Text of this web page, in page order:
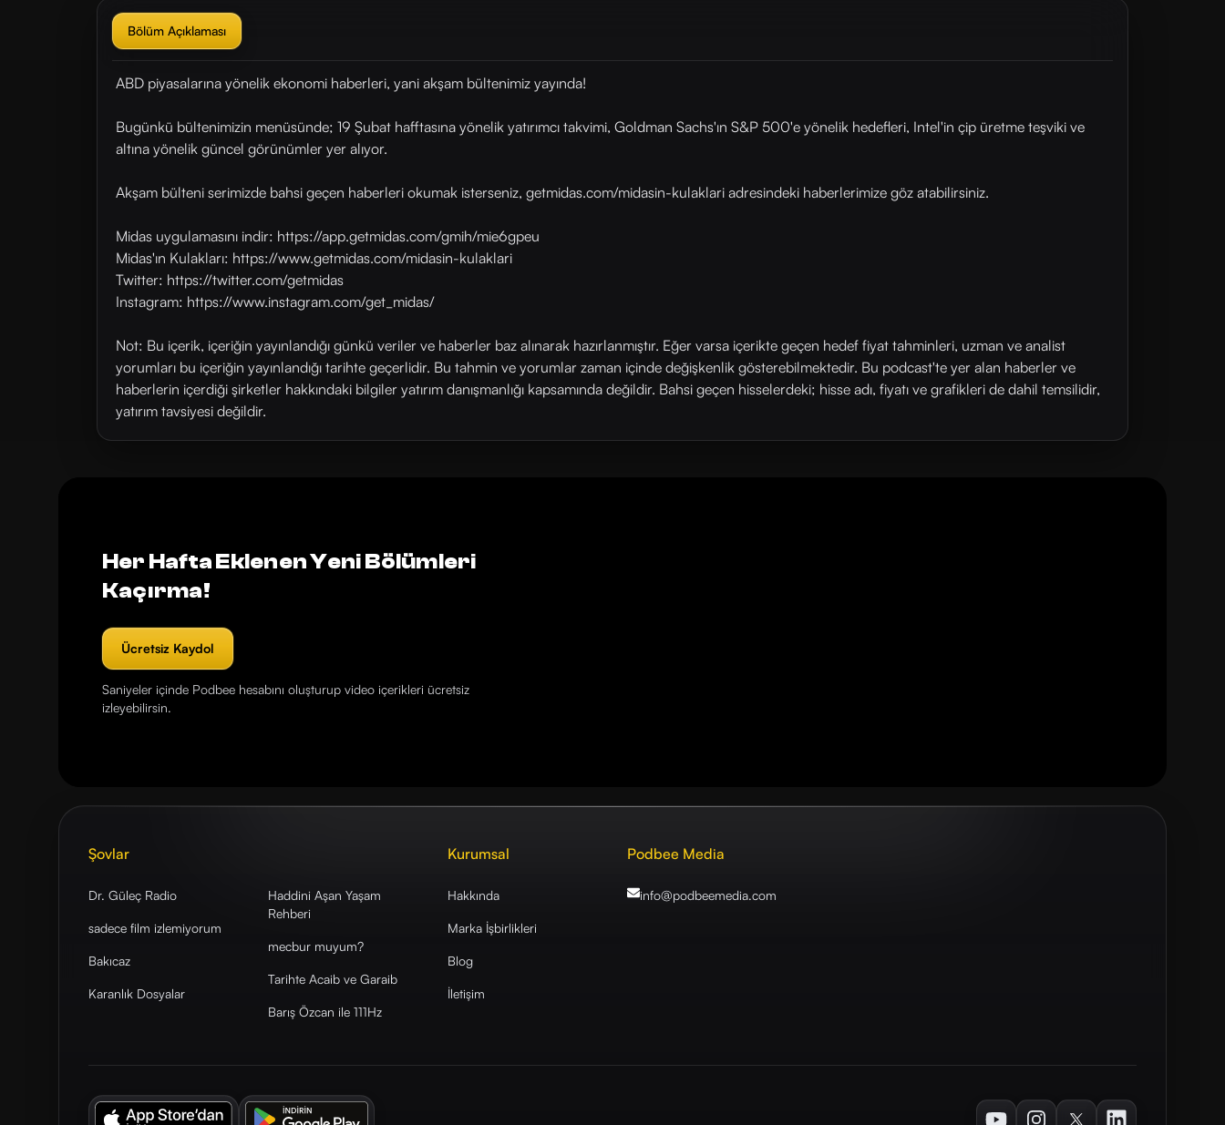
Bölüm Açıklaması
ABD piyasalarına yönelik ekonomi haberleri, yani akşam bültenimiz yayında!
Bugünkü bültenimizin menüsünde; 19 Şubat hafftasına yönelik yatırımcı takvimi, Goldman Sachs'ın S&P 500'e yönelik hedefleri, Intel'in çip üretme teşviki ve
altına yönelik güncel görünümler yer alıyor.
Akşam bülteni serimizde bahsi geçen haberleri okumak isterseniz, getmidas.com/midasin-kulaklari adresindeki haberlerimize göz atabilirsiniz.
Midas uygulamasını indir: https://app.getmidas.com/gmih/mie6gpeu
Midas'ın Kulakları: https://www.getmidas.com/midasin-kulaklari
Twitter: https://twitter.com/getmidas
Instagram: https://www.instagram.com/get_midas/
Not: Bu içerik, içeriğin yayınlandığı günkü veriler ve haberler baz alınarak hazırlanmıştır. Eğer varsa içerikte geçen hedef fiyat tahminleri, uzman ve analist
yorumları bu içeriğin yayınlandığı tarihte geçerlidir. Bu tahmin ve yorumlar zaman içinde değişkenlik gösterebilmektedir. Bu podcast'te yer alan haberler ve
haberlerin içerdiği şirketler hakkındaki bilgiler yatırım danışmanlığı kapsamında değildir. Bahsi geçen hisselerdeki; hisse adı, fiyatı ve grafikleri de dahil temsilidir,
yatırım tavsiyesi değildir.
Her Hafta Eklenen Yeni Bölümleri
Kaçırma!
Ücretsiz Kaydol
Saniyeler içinde Podbee hesabını oluşturup video içerikleri ücretsiz
izleyebilirsin.
Şovlar
Dr. Güleç Radio
sadece film izlemiyorum
Bakıcaz
Karanlık Dosyalar
Haddini Aşan Yaşam
Rehberi
mecbur muyum?
Tarihte Acaib ve Garaib
Barış Özcan ile 111Hz
Kurumsal
Hakkında
Marka İşbirlikleri
Blog
İletişim
Podbee Media
info@podbeemedia.com